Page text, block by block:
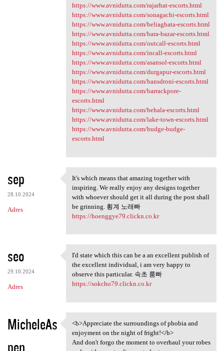
https://www.avnidutta.com/rajarhat-escorts.html
https://www.avnidutta.com/sonagachi-escorts.html
https://www.avnidutta.com/beliaghata-escorts.html
https://www.avnidutta.com/bara-bazar-escorts.html
https://www.avnidutta.com/outcall-escorts.html
https://www.avnidutta.com/incall-escorts.html
https://www.avnidutta.com/asansol-escorts.html
https://www.avnidutta.com/durgapur-escorts.html
https://www.avnidutta.com/bansdroni-escorts.html
https://www.avnidutta.com/barrackpore-
escorts.html
https://www.avnidutta.com/behala-escorts.html
https://www.avnidutta.com/lake-town-escorts.html
https://www.avnidutta.com/budge-budge-
escorts.html
sep
28.10.2024
Adres
It's which means that amazing
It's which means that amazing together with
inspiring. We really enjoy any designs together
with whoever should get it all during the post shall
be grinning. 횡계 노래빠
https://hoenggye79.clickn.co.kr
seo
29.10.2024
Adres
I'd state which this can be a
I'd state which this can be a an excellent publish of
the excellent individual, i am very happy to
observe this particular. 속초 룸빠
https://sokcho79.clickn.co.kr
MicheleAs
pen
<b>Appreciate the
<b>Appreciate the surroundings of phobia and
enjoyment on the night of fright!</b>
And don't forgo the moment to overhaul your robes